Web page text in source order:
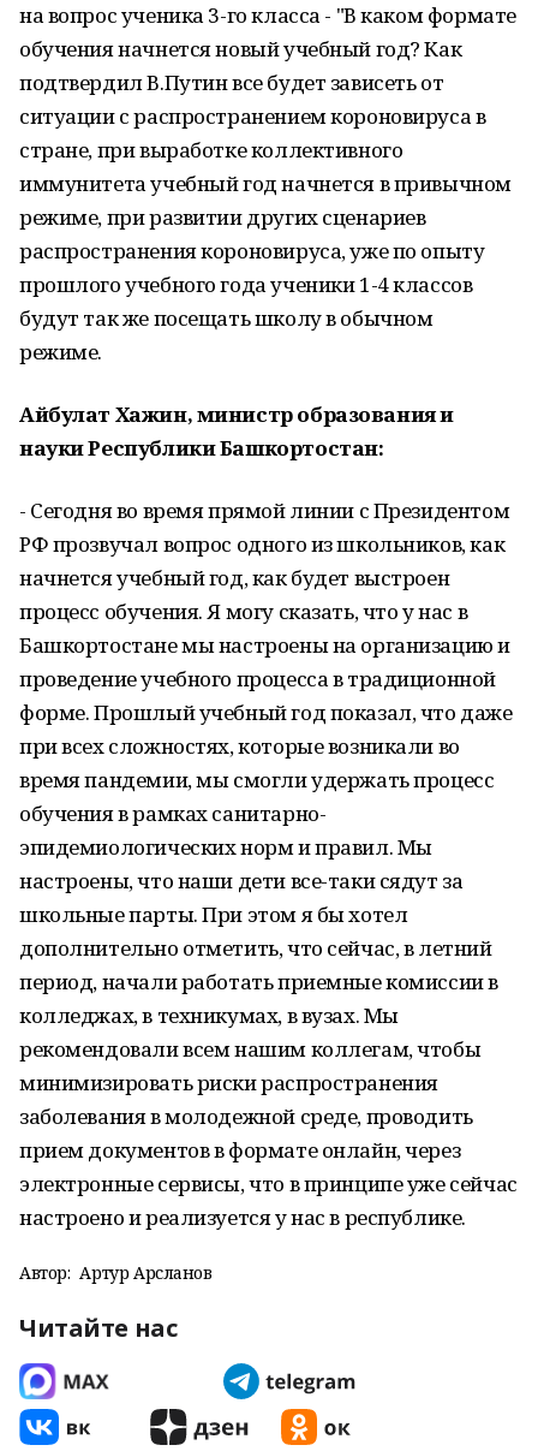
на вопрос ученика 3-го класса - "В каком формате
обучения начнется новый учебный год? Как
подтвердил В.Путин все будет зависеть от
ситуации с распространением короновируса в
стране, при выработке коллективного
иммунитета учебный год начнется в привычном
режиме, при развитии других сценариев
распространения короновируса, уже по опыту
прошлого учебного года ученики 1-4 классов
будут так же посещать школу в обычном
режиме.
Айбулат Хажин, министр образования и
науки Республики Башкортостан:
- Сегодня во время прямой линии с Президентом
РФ прозвучал вопрос одного из школьников, как
начнется учебный год, как будет выстроен
процесс обучения. Я могу сказать, что у нас в
Башкортостане мы настроены на организацию и
проведение учебного процесса в традиционной
форме. Прошлый учебный год показал, что даже
при всех сложностях, которые возникали во
время пандемии, мы смогли удержать процесс
обучения в рамках санитарно-
эпидемиологических норм и правил. Мы
настроены, что наши дети все-таки сядут за
школьные парты. При этом я бы хотел
дополнительно отметить, что сейчас, в летний
период, начали работать приемные комиссии в
колледжах, в техникумах, в вузах. Мы
рекомендовали всем нашим коллегам, чтобы
минимизировать риски распространения
заболевания в молодежной среде, проводить
прием документов в формате онлайн, через
электронные сервисы, что в принципе уже сейчас
настроено и реализуется у нас в республике.
Автор: Артур Арсланов
Читайте нас